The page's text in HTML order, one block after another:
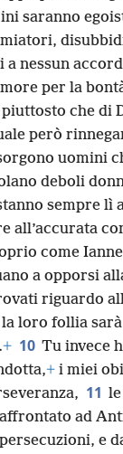
saranno
a nessun
per la
che di
però
uomini
deboli
sempre lì
all’accurata
come
a opporsi
riguardo
loro follia
+ 10 Tu invece
+ i miei
11
ad
e